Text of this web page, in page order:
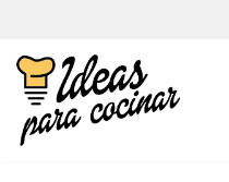
Saltar
al
contenido